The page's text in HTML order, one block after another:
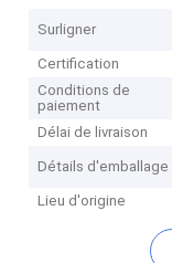
Surligner
Certification
Conditions de
paiement
Délai de livraison
Détails d'emballage
Lieu d'origine